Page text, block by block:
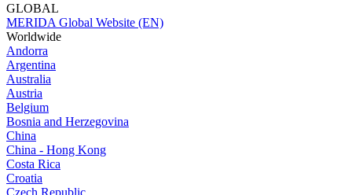
GLOBAL
MERIDA Global Website (EN)
Worldwide
Andorra
Argentina
Australia
Austria
Belgium
Bosnia and Herzegovina
China
China - Hong Kong
Costa Rica
Croatia
Czech Republic